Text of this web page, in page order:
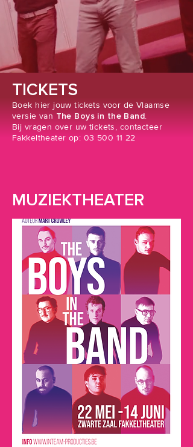
TICKETS
Boek hier jouw tickets voor de Vlaamse
versie van The Boys in the Band.
Bij vragen over uw tickets, contacteer
Fakkeltheater op: 03 500 11 22
MUZIEKTHEATER